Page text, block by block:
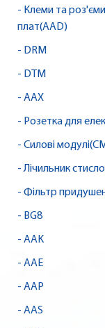
- Клеми та
плат(AAD)
- DRM
- DTM
- AAX
- Розетка для
- Силові
- Лічильник
- Фільтр
- BG8
- AAK
- AAE
- AAP
- AAS